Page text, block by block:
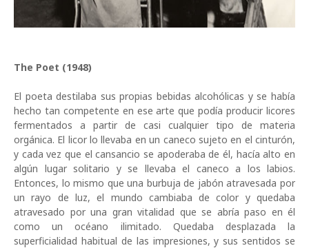
The Poet (1948)
El poeta destilaba sus propias bebidas alcohólicas y se había
hecho tan competente en ese arte que podía producir licores
fermentados a partir de casi cualquier tipo de materia
orgánica. El licor lo llevaba en un caneco sujeto en el cinturón,
y cada vez que el cansancio se apoderaba de él, hacía alto en
algún lugar solitario y se llevaba el caneco a los labios.
Entonces, lo mismo que una burbuja de jabón atravesada por
un rayo de luz, el mundo cambiaba de color y quedaba
atravesado por una gran vitalidad que se abría paso en él
como un océano ilimitado. Quedaba desplazada la
superficialidad habitual de las impresiones, y sus sentidos se